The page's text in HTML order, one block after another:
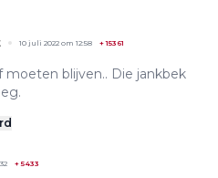
10 juli 2022 om 12:58 +15361
moeten blijven.. Die jankbek
+ 5433